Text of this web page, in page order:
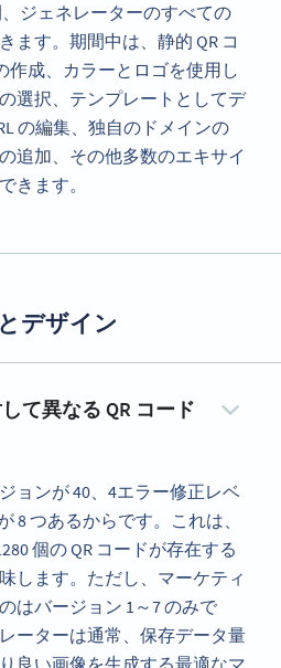
ジェネレーターのすべての
ます。期間中は、静的 QR コ
作成、カラーとロゴを使用し
選択、テンプレートとしてデ
の編集、独自のドメインの
追加、その他多数のエキサイ
きます。
デザイン
て異なる QR コード
ョンが 40、4エラー修正レベ
8 つあるからです。これは、
個の QR コードが存在する
します。ただし、マーケティ
はバージョン 1～7 のみで
ーターは通常、保存データ量
良い画像を生成する最適なマ